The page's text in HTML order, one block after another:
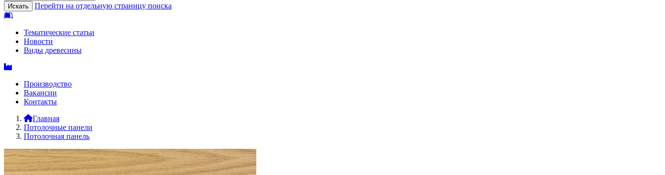
Перейти на отдельную страницу поиска
Тематические статьи
Новости
Виды древесины
Производство
Вакансии
Контакты
Главная
Потолочные панели
Потолочная панель